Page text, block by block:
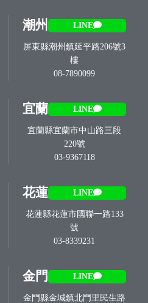
潮州 LINE
屏東縣潮州鎮延平路206號3
樓
08-7890099
宜蘭 LINE
宜蘭縣宜蘭市中山路三段
220號
03-9367118
花蓮 LINE
花蓮縣花蓮市國聯一路133
號
03-8339231
金門 LINE
金門縣金城鎮北門里民生路